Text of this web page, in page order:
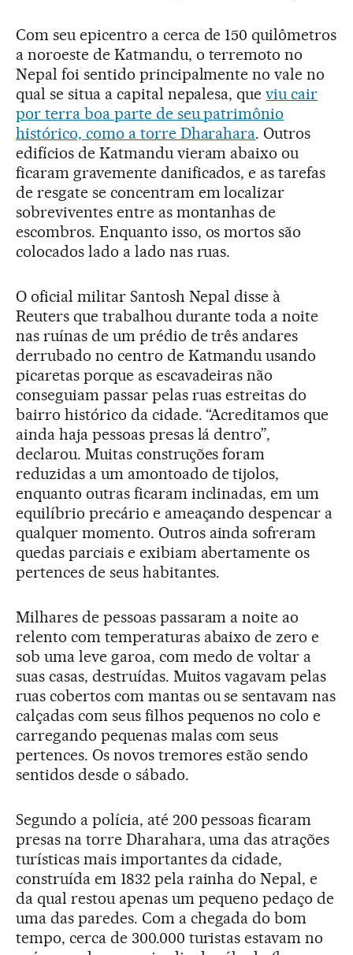
Com seu epicentro a cerca de 150 quilômetros
a noroeste de Katmandu, o terremoto no
Nepal foi sentido principalmente no vale no
qual se situa a capital nepalesa, queviu cair
por terra boa parte de seu patrimônio
histórico, como a torre Dharahara. Outros
edifícios de Katmandu vieram abaixo ou
ficaram gravemente danificados, e as tarefas
de resgate se concentram em localizar
sobreviventes entre as montanhas de
escombros. Enquanto isso, os mortos são
colocados lado a lado nas ruas.
O oficial militar Santosh Nepal disse à
Reuters que trabalhou durante toda a noite
nas ruínas de um prédio de três andares
derrubado no centro de Katmandu usando
picaretas porque as escavadeiras não
conseguiam passar pelas ruas estreitas do
bairro histórico da cidade. “Acreditamos que
ainda haja pessoas presas lá dentro”,
declarou. Muitas construções foram
reduzidas a um amontoado de tijolos,
enquanto outras ficaram inclinadas, em um
equilíbrio precário e ameaçando despencar a
qualquer momento. Outros ainda sofreram
quedas parciais e exibiam abertamente os
pertences de seus habitantes.
Milhares de pessoas passaram a noite ao
relento com temperaturas abaixo de zero e
sob uma leve garoa, com medo de voltar a
suas casas, destruídas. Muitos vagavam pelas
ruas cobertos com mantas ou se sentavam nas
calçadas com seus filhos pequenos no colo e
carregando pequenas malas com seus
pertences. Os novos tremores estão sendo
sentidos desde o sábado.
Segundo a polícia, até 200 pessoas ficaram
presas na torre Dharahara, uma das atrações
turísticas mais importantes da cidade,
construída em 1832 pela rainha do Nepal, e
da qual restou apenas um pequeno pedaço de
uma das paredes. Com a chegada do bom
tempo, cerca de 300.000 turistas estavam no